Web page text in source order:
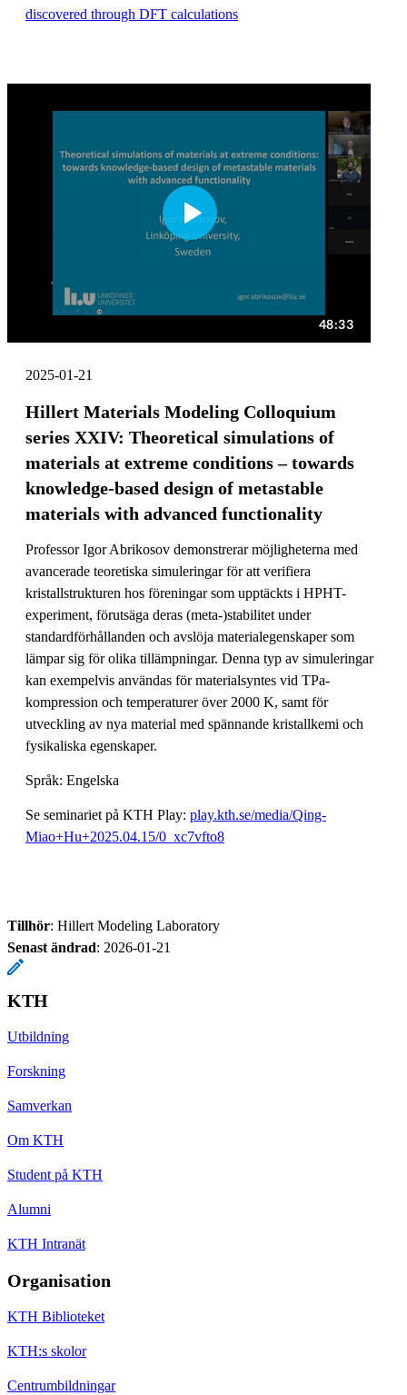
discovered through DFT calculations
2025-01-21
Hillert Materials Modeling Colloquium
series XXIV: Theoretical simulations of
materials at extreme conditions – towards
knowledge-based design of metastable
materials with advanced functionality
Professor Igor Abrikosov demonstrerar möjligheterna med
avancerade teoretiska simuleringar för att verifiera
kristallstrukturen hos föreningar som upptäckts i HPHT-
experiment, förutsäga deras (meta-)stabilitet under
standardförhållanden och avslöja materialegenskaper som
lämpar sig för olika tillämpningar. Denna typ av simuleringar
kan exempelvis användas för materialsyntes vid TPa-
kompression och temperaturer över 2000 K, samt för
utveckling av nya material med spännande kristallkemi och
fysikaliska egenskaper.
Språk: Engelska
Se seminariet på KTH Play: play.kth.se/media/Qing-
Miao+Hu+2025.04.15/0_xc7vfto8
Tillhör: Hillert Modeling Laboratory
Senast ändrad: 2026-01-21
KTH
Utbildning
Forskning
Samverkan
Om KTH
Student på KTH
Alumni
KTH Intranät
Organisation
KTH Biblioteket
KTH:s skolor
Centrumbildningar